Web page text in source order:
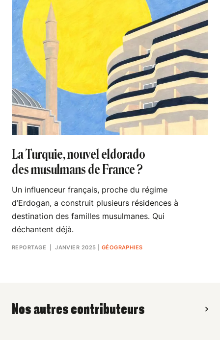
La Turquie, nouvel eldorado
des musulmans de France ?
Un influenceur français, proche du régime
d’Erdogan, a construit plusieurs résidences à
destination des familles musulmanes. Qui
déchantent déjà.
REPORTAGE | JANVIER 2025 GÉOGRAPHIES
Nos autres contributeurs